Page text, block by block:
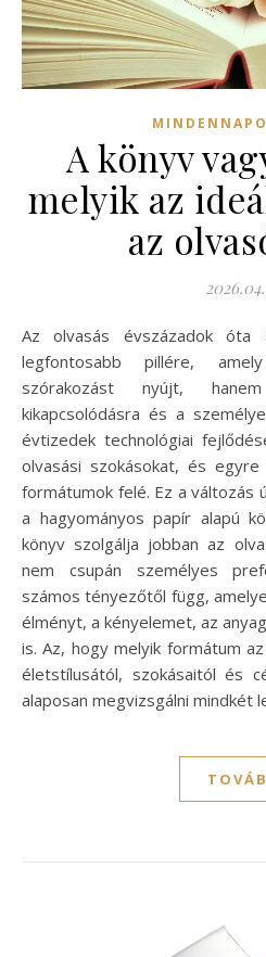
A könyv
melyik az
az
Az olvasás évszázadok óta az emberi kultúra egyik
legfontosabb pillére,
szórakozást nyújt,
kikapcsolódásra és a
évtizedek technológiai
olvasási szokásokat, és
formátumok felé. Ez a változás
a hagyományos papír alapú
könyv szolgálja jobban az
nem csupán személyes
számos tényezőtől függ,
élményt, a kényelemet, az
is. Az, hogy melyik formátum
életstílusától, szokásaitól és
alaposan megvizsgálni mindkét